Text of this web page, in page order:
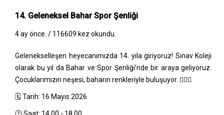
14. Geleneksel Bahar Spor Şenliği
4 ay önce. / 116609 kez okundu.
Gelenekselleşen heyecanımızda 14. yıla giriyoruz! Sınav Koleji
olarak bu yıl da Bahar ve Spor Şenliği’nde bir araya geliyoruz.
Çocuklarımızın neşesi, baharın renkleriyle buluşuyor. 🏃‍♂️✨
🗓 Tarih: 16 Mayıs 2026
🕑 Saat: 14.00 - 18.00